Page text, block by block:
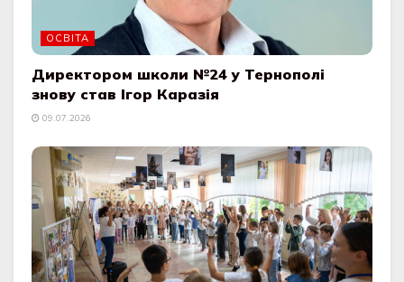
ОСВІТА
Директором школи №24 у Тернополі
знову став Ігор Каразія
09.07.2026